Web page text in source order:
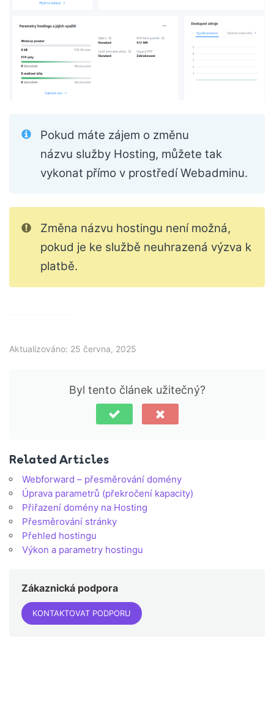
Pokud máte zájem o změnu
názvu služby Hosting, můžete tak
vykonat přímo v prostředí Webadminu.
Změna názvu hostingu není možná,
pokud je ke službě neuhrazená výzva k
platbě.
Aktualizováno: 25 června, 2025
Byl tento článek užitečný?
Related Articles
Webforward – přesměrování domény
Úprava parametrů (překročení kapacity)
Přiřazení domény na Hosting
Přesměrování stránky
Přehled hostingu
Výkon a parametry hostingu
Zákaznická podpora
KONTAKTOVAT PODPORU